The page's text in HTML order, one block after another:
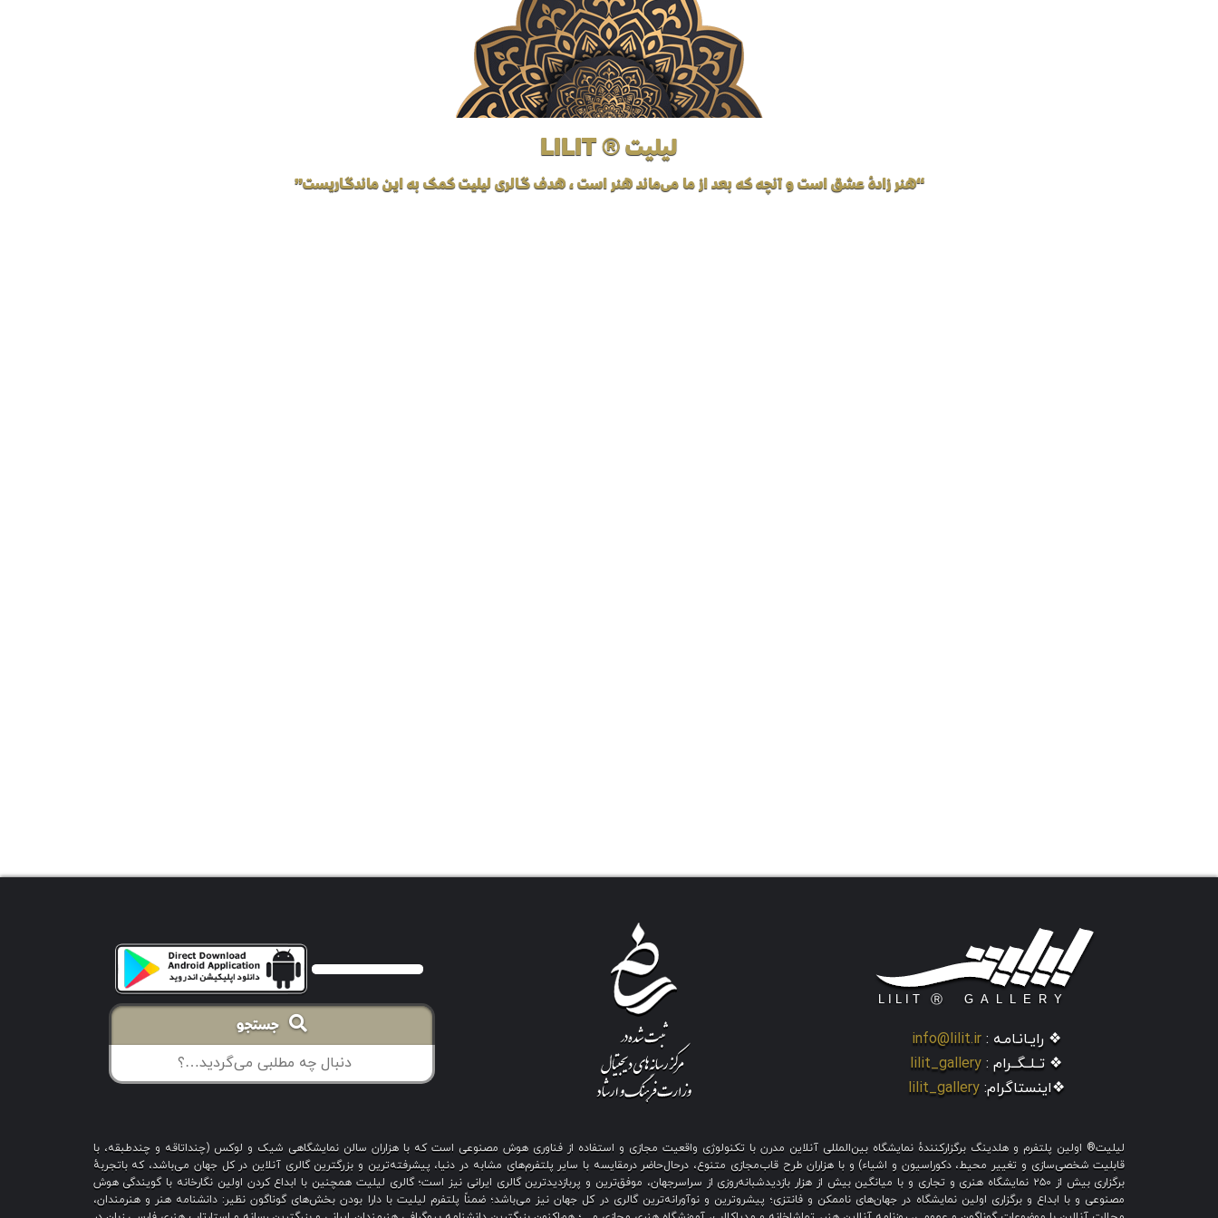
لیلیت ® LILIT
“هنر زادهٔ عشق است و آنچه که بعد از ما می‌ماند هنر است، هدف گالری لیلیت کمک به این ماندگاریست”
❖ رایـانـامـه : info@lilit.ir
❖ تــلــگــرام : lilit_gallery
❖اینستاگرام: lilit_gallery
جستجو
لیلیت® اولین پلتفرم و هلدینگ برگزارکنندهٔ نمایشگاه بین‌المللی آنلاین مدرن با تکنولوژی واقعیت مجازی و استفاده از فناوری هوش مصنوعی است که با هزاران سالن نمایشگاهی شیک و لوکس (چنداتاقه و چندطبقه، با
قابلیت شخصی‌سازی و تغییر محیط، دکوراسیون و اشیاء) و با هزاران طرح قاب‌مجازی متنوع، درحال‌حاضر درمقایسه با سایر پلتفرم‌های مشابه در دنیا، پیشرفته‌ترین و بزرگترین گالری آنلاین در کل جهان می‌باشد، که باتجربهٔ
برگزاری بیش از ۲۵۰ نمایشگاه هنری و تجاری و با میانگین بیش از هزار بازدیدشبانه‌روزی از سراسرجهان، موفق‌ترین و پربازدیدترین گالری ایرانی نیز است؛ گالری لیلیت همچنین با ابداع کردن اولین نگارخانه با گویندگی هوش
مصنوعی و با ابداع و برگزاری اولین نمایشگاه در جهان‌های ناممکن و فانتزی؛ پیشروترین و نوآورانه‌ترین گالری در کل جهان نیز می‌باشد؛ ضمناً پلتفرم لیلیت با دارا بودن بخش‌های گوناگون نظیر: دانشنامه هنر و هنرمندان،